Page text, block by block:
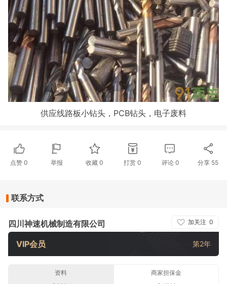
供应线路板小钻头，PCB钻头，电子废料
点赞 0 举报 收藏0 打赏 0 评论 0 分享 55
联系方式
加关注 0
四川神速机械制造有限公司
VIP会员
第2年
资料 商家担保金